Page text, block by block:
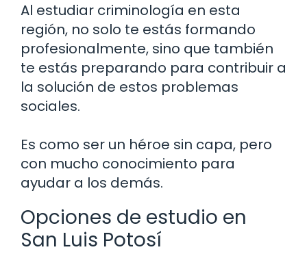
Al estudiar criminología en esta
región, no solo te estás formando
profesionalmente, sino que también
te estás preparando para contribuir a
la solución de estos problemas
sociales.
Es como ser un héroe sin capa, pero
con mucho conocimiento para
ayudar a los demás.
Opciones de estudio en
San Luis Potosí